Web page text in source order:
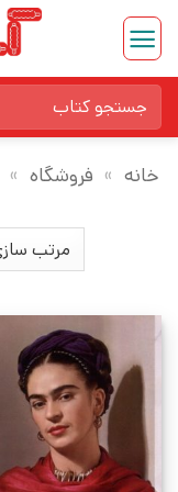
Skip
content
برای:
خانه » فروشگاه »